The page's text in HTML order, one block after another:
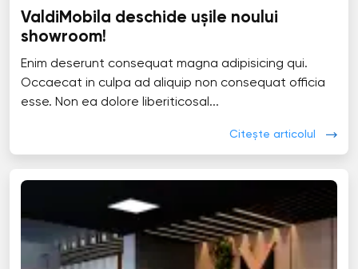
ValdiMobila deschide ușile noului
showroom!
Enim deserunt consequat magna adipisicing qui.
Occaecat in culpa ad aliquip non consequat officia
esse. Non ea dolore liberiticosal...
Citește articolul